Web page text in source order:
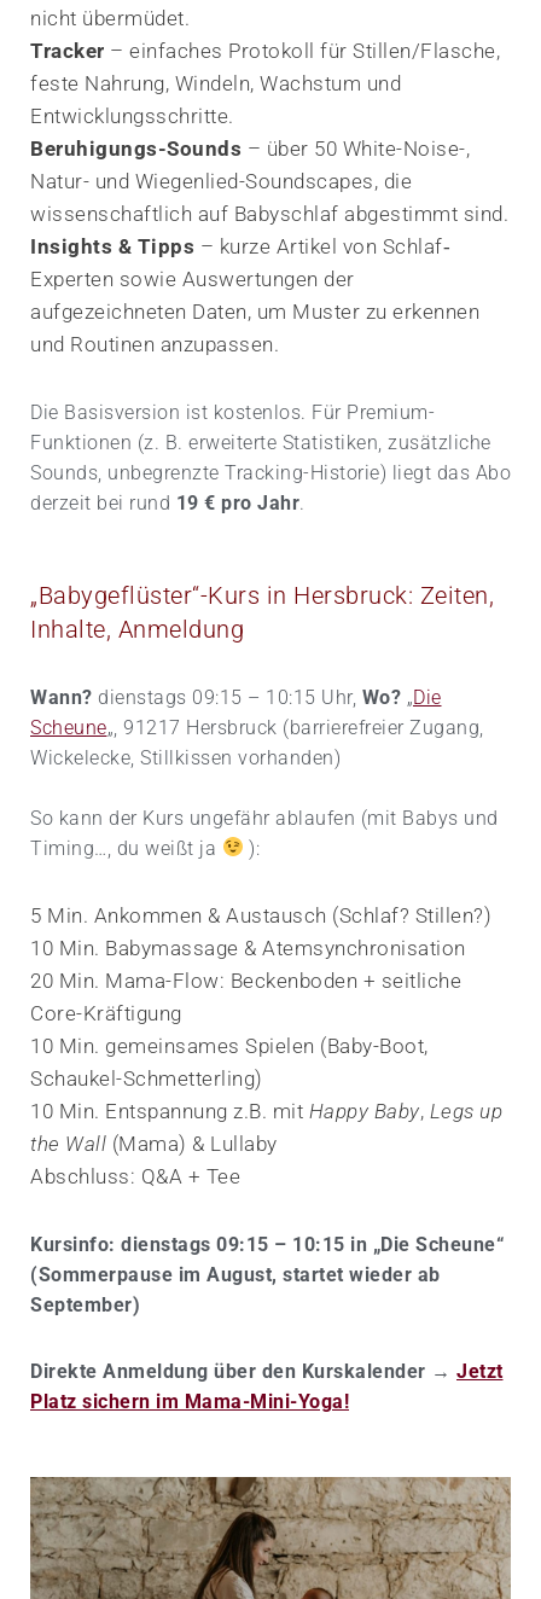
nicht übermüdet.
Tracker – einfaches Protokoll für Stillen/Flasche,
feste Nahrung, Windeln, Wachstum und
Entwicklungsschritte.
Beruhigungs-Sounds – über 50 White-Noise-,
Natur- und Wiegenlied-Soundscapes, die
wissenschaftlich auf Babyschlaf abgestimmt sind.
Insights & Tipps – kurze Artikel von Schlaf‐
Experten sowie Auswertungen der
aufgezeichneten Daten, um Muster zu erkennen
und Routinen anzupassen.
Die Basisversion ist kostenlos. Für Premium-
Funktionen (z. B. erweiterte Statistiken, zusätzliche
Sounds, unbegrenzte Tracking-Historie) liegt das Abo
derzeit bei rund 19 € pro Jahr.
„Babygeflüster“-Kurs in Hersbruck: Zeiten,
Inhalte, Anmeldung
Wann? dienstags 09:15 – 10:15 Uhr, Wo? „Die
Scheune„, 91217 Hersbruck (barriere­freier Zugang,
Wickel­ecke, Still­kissen vorhanden)
So kann der Kurs ungefähr ablaufen (mit Babys und
Timing…, du weißt ja
):
5 Min. Ankommen & Austausch (Schlaf? Stillen?)
10 Min. Babymassage & Atemsynchronisation
20 Min. Mama-Flow: Beckenboden + seitliche
Core-Kräftigung
10 Min. gemeinsames Spielen (Baby-Boot,
Schaukel-Schmetterling)
10 Min. Entspannung z.B. mit Happy Baby, Legs up
the Wall (Mama) & Lullaby
Abschluss: Q&A + Tee
Kursinfo: dienstags 09:15 – 10:15 in „Die Scheune“
(Sommerpause im August, startet wieder ab
September)
Direkte Anmeldung über den Kurskalender → Jetzt
Platz sichern im Mama-Mini-Yoga!